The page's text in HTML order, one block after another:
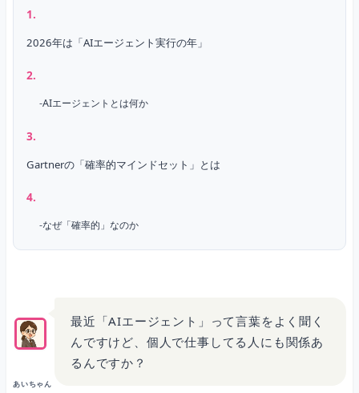
2026年は「AIエージェント実行の年」
AIエージェントとは何か
Gartnerの「確率的マインドセット」とは
なぜ「確率的」なのか
「AIディレクター」という新しい役割
あいちゃん
最近「AIエージェント」って言葉をよく聞く
んですけど、個人で仕事してる人にも関係あ
るんですか？